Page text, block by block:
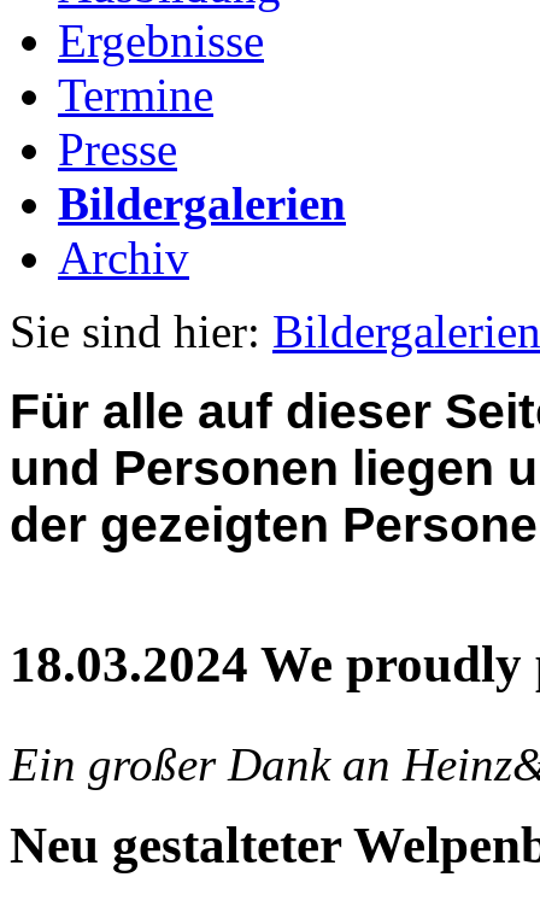
Ergebnisse
Termine
Presse
Bildergalerien
Archiv
Sie sind hier: Bildergalerien
Für alle auf dieser
und Personen liegen
der gezeigten
18.03.2024 We proudly
Ein großer Dank an
Neu gestalteter